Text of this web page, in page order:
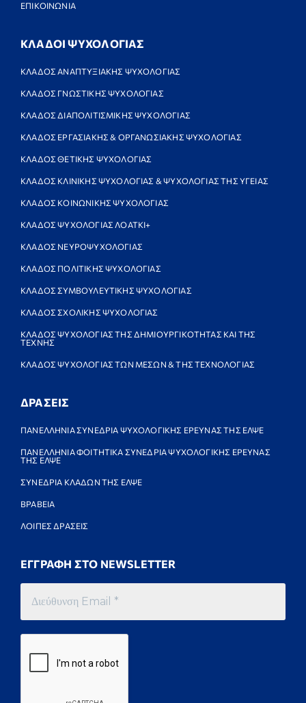
ΕΠΙΚΟΙΝΩΝΙΑ
ΚΛΑΔΟΙ ΨΥΧΟΛΟΓΙΑΣ
ΚΛΑΔΟΣ ΑΝΑΠΤΥΞΙΑΚΗΣ ΨΥΧΟΛΟΓΙΑΣ
ΚΛΑΔΟΣ ΓΝΩΣΤΙΚΗΣ ΨΥΧΟΛΟΓΙΑΣ
ΚΛΑΔΟΣ ΔΙΑΠΟΛΙΤΙΣΜΙΚΗΣ ΨΥΧΟΛΟΓΙΑΣ
ΚΛΑΔΟΣ ΕΡΓΑΣΙΑΚΗΣ & ΟΡΓΑΝΩΣΙΑΚΗΣ ΨΥΧΟΛΟΓΙΑΣ
ΚΛΑΔΟΣ ΘΕΤΙΚΗΣ ΨΥΧΟΛΟΓΙΑΣ
ΚΛΑΔΟΣ ΚΛΙΝΙΚΗΣ ΨΥΧΟΛΟΓΙΑΣ & ΨΥΧΟΛΟΓΙΑΣ ΤΗΣ ΥΓΕΙΑΣ
ΚΛΑΔΟΣ ΚΟΙΝΩΝΙΚΗΣ ΨΥΧΟΛΟΓΙΑΣ
ΚΛΑΔΟΣ ΨΥΧΟΛΟΓΙΑΣ ΛΟΑΤΚΙ+
ΚΛΑΔΟΣ ΝΕΥΡΟΨΥΧΟΛΟΓΙΑΣ
ΚΛΑΔΟΣ ΠΟΛΙΤΙΚΗΣ ΨΥΧΟΛΟΓΙΑΣ
ΚΛΑΔΟΣ ΣΥΜΒΟΥΛΕΥΤΙΚΗΣ ΨΥΧΟΛΟΓΙΑΣ
ΚΛΑΔΟΣ ΣΧΟΛΙΚΗΣ ΨΥΧΟΛΟΓΙΑΣ
ΚΛΑΔΟΣ ΨΥΧΟΛΟΓΙΑΣ ΤΗΣ ΔΗΜΙΟΥΡΓΙΚΟΤΗΤΑΣ ΚΑΙ ΤΗΣ
ΤΕΧΝΗΣ
ΚΛΑΔΟΣ ΨΥΧΟΛΟΓΙΑΣ ΤΩΝ ΜΕΣΩΝ & ΤΗΣ ΤΕΧΝΟΛΟΓΙΑΣ
ΔΡΑΣΕΙΣ
ΠΑΝΕΛΛΗΝΙΑ ΣΥΝΕΔΡΙΑ ΨΥΧΟΛΟΓΙΚΗΣ ΕΡΕΥΝΑΣ ΤΗΣ ΕΛΨΕ
ΠΑΝΕΛΛΗΝΙΑ ΦΟΙΤΗΤΙΚΑ ΣΥΝΕΔΡΙΑ ΨΥΧΟΛΟΓΙΚΗΣ ΕΡΕΥΝΑΣ
ΤΗΣ ΕΛΨΕ
ΣΥΝΕΔΡΙΑ ΚΛΑΔΩΝ ΤΗΣ ΕΛΨΕ
ΒΡΑΒΕΙΑ
ΛΟΙΠΕΣ ΔΡΑΣΕΙΣ
ΕΓΓΡΑΦΗ ΣΤΟ NEWSLETTER